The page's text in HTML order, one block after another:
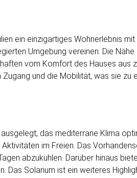
ein einzigartiges Wohnerlebnis
Umgebung vereinen. Die
vom Komfort des Hauses aus
und die Mobilität, was sie zu
das mediterrane Klima
im Freien. Das
abzukühlen. Darüber hinaus
Das Solarium ist ein weiteres